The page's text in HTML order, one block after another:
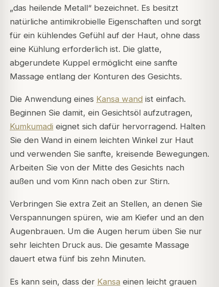
„das heilende Metall“ bezeichnet. Es besitzt
natürliche antimikrobielle Eigenschaften und sorgt
für ein kühlendes Gefühl auf der Haut, ohne dass
eine Kühlung erforderlich ist. Die glatte,
abgerundete Kuppel ermöglicht eine sanfte
Massage entlang der Konturen des Gesichts.
Die Anwendung eines Kansa wand ist einfach.
Beginnen Sie damit, ein Gesichtsöl aufzutragen,
Kumkumadi eignet sich dafür hervorragend. Halten
Sie den Wand in einem leichten Winkel zur Haut
und verwenden Sie sanfte, kreisende Bewegungen.
Arbeiten Sie von der Mitte des Gesichts nach
außen und vom Kinn nach oben zur Stirn.
Verbringen Sie extra Zeit an Stellen, an denen Sie
Verspannungen spüren, wie am Kiefer und an den
Augenbrauen. Um die Augen herum üben Sie nur
sehr leichten Druck aus. Die gesamte Massage
dauert etwa fünf bis zehn Minuten.
Es kann sein, dass der Kansa einen leicht grauen